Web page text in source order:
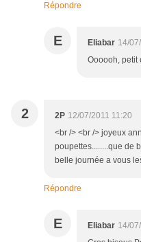
Répondre
E Eliabar 14/
Oooooh, petit
2 2P 12/07/2011 11:20
<br /> <br /> joyeux
poupettes........que de
belle journée a vous
Répondre
E Eliabar 14/